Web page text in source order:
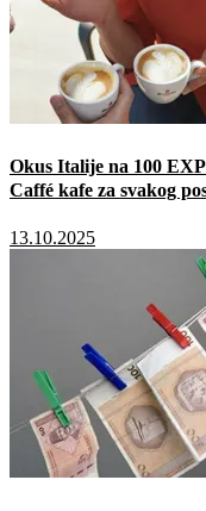
Okus Italije na 100
Caffé kafe za svakog
13.10.2025